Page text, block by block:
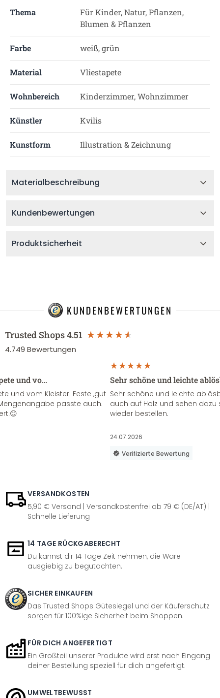
Thema
Für Kinder, Natur, Pflanzen,
Blumen & Pflanzen
Farbe weiß, grün
Material Vliestapete
Wohnbereich Kinderzimmer, Wohnzimmer
Künstler Kvilis
Kunstform Illustration & Zeichnung
Materialbeschreibung
Kundenbewertungen
Produktsicherheit
KUNDENBEWERTUNGEN
Trusted Shops4.51
4.749 Bewertungen
und vo…
und vom Kleister. Feste ,gut
passte auch.
Sehr schöne und leichte
Sehr schöne und leichte
auch auf Holz und sehen
wieder bestellen.
24.07.2026
Verifizierte Bewertung
VERSANDKOSTEN
5,90 € Versand | Versandkostenfrei ab 79 € (DE/AT) |
Schnelle Lieferung
14 TAGE RÜCKGABERECHT
Du kannst dir 14 Tage Zeit nehmen, die Ware
ausgiebig zu begutachten.
SICHER EINKAUFEN
Das Trusted Shops Gütesiegel und der Käuferschutz
sorgen für 100%ige Sicherheit beim Shoppen.
FÜR DICH ANGEFERTIGT
Ein Großteil unserer Produkte wird erst nach Eingang
deiner Bestellung speziell für dich angefertigt.
UMWELTBEWUSST